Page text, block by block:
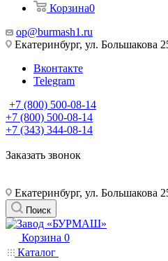
Корзина0
op@burmash1.ru
Екатеринбург, ул. Большакова
Вконтакте
Telegram
+7 (800) 500-08-14
+7 (800) 500-08-14
+7 (343) 344-08-14
Заказать звонок
Екатеринбург, ул. Большакова
Поиск
Корзина 0
Каталог